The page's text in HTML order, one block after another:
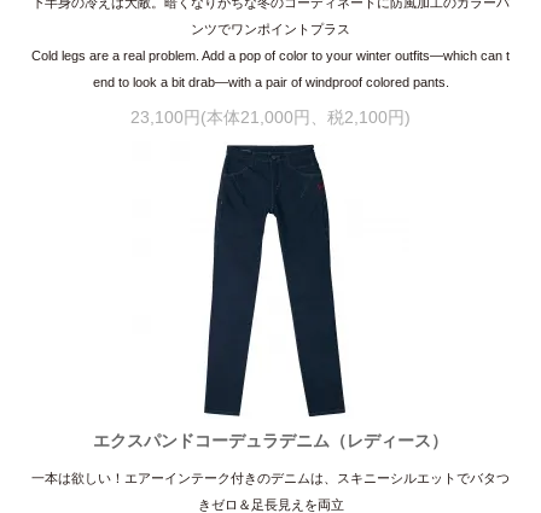
ンツでワンポイントプラス
Cold legs are a real problem. Add a pop of color to your winter outfits—which can t
end to look a bit drab—with a pair of windproof colored pants.
23,100円(本体21,000円、税2,100円)
エクスパンドコーデュラデニム（レディース）
一本は欲しい！エアーインテーク付きのデニムは、スキニーシルエットでバタつ
きゼロ＆足長見えを両立